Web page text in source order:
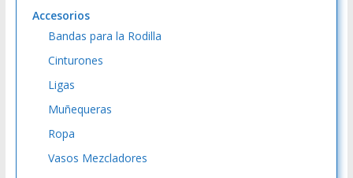
Accesorios
Bandas para la Rodilla
Cinturones
Ligas
Muñequeras
Ropa
Vasos Mezcladores